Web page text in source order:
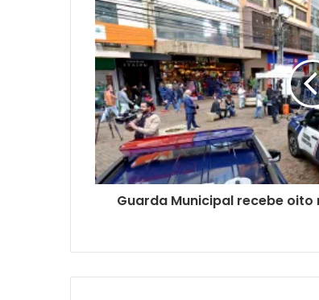
Guarda Municipal recebe